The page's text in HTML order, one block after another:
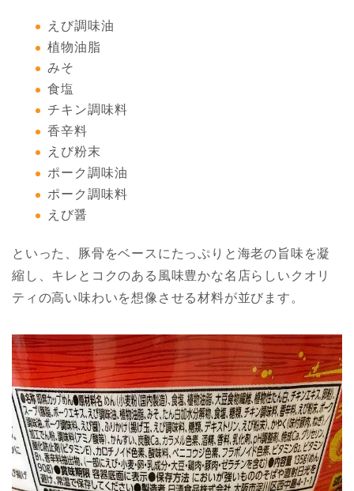
えび調味油
植物油脂
みそ
食塩
チキン調味料
香辛料
えび粉末
ポーク調味油
ポーク調味料
えび醤
といった、豚骨をベースにたっぷりと海老の旨味を凝
縮し、キレとコクのある風味豊かな名店らしいクオリ
ティの高い味わいを想像させる材料が並びます。